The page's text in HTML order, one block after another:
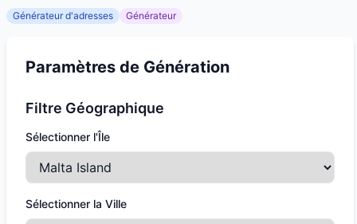
Générateur d'adresses Générateur
Paramètres de Génération
Filtre Géographique
Sélectionner l'Île
Sélectionner la Ville